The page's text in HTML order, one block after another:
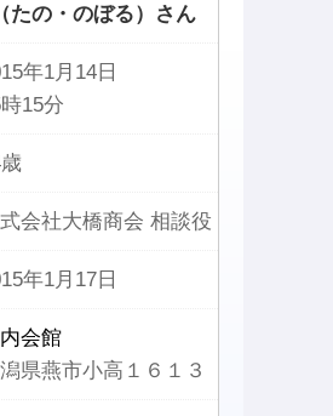
たの・のぼる）さん
年1月14日
15分
会社大橋商会 相談役
年1月17日
会館
県燕市小高１６１３